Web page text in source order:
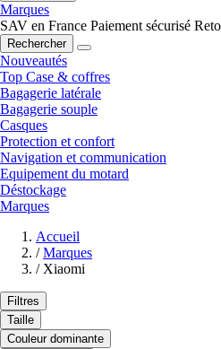
Marques
SAV en France Paiement sécurisé
Rechercher
Nouveautés
Top Case & coffres
Bagagerie latérale
Bagagerie souple
Casques
Protection et confort
Navigation et communication
Equipement du motard
Déstockage
Marques
Accueil
/ Marques
/ Xiaomi
Filtres
Taille
Couleur dominante